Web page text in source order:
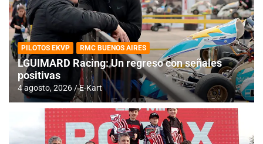
PILOTOS EKVP RMC BUENOS AIRES
LGUIMARD Racing: Un regreso con señales
positivas
4 agosto, 2026 E-Kart